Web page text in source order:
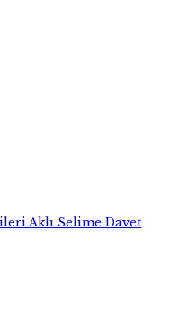
Aklı Selime Davet